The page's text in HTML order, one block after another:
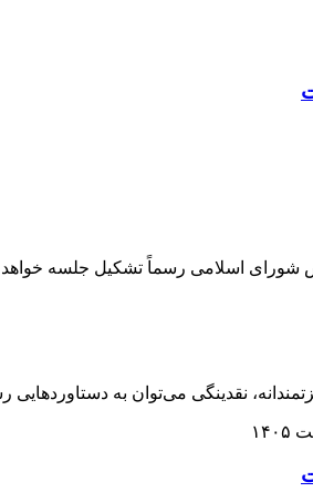
اسلامی رسماً تشکیل جلسه خواهد